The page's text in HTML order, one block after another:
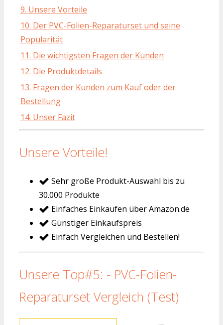
9. Unsere Vorteile
10. Der PVC-Folien-Reparaturset und seine
Popularität
11. Die wichtigsten Fragen der Kunden
12. Die Produktdetails
13. Fragen der Kunden zum Kauf oder der
Bestellung
14. Unser Fazit
Unsere Vorteile!
Sehr große Produkt-Auswahl bis zu
30.000 Produkte
Einfaches Einkaufen über Amazon.de
Günstiger Einkaufspreis
Einfach Vergleichen und Bestellen!
Unsere Top#5: - PVC-Folien-
Reparaturset Vergleich (Test)